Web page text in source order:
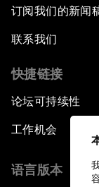
订阅我们的新闻
联系我们
快捷链接
论坛可持续性
工作机会
语言版本